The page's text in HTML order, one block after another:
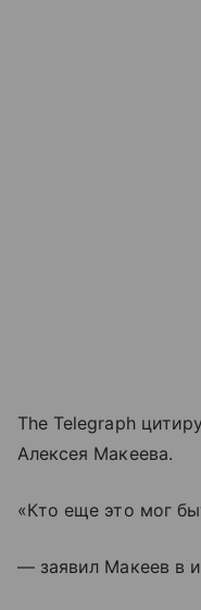
The Telegraph
Алексея Макеева.
«Кто еще это мог
— заявил Макеев в